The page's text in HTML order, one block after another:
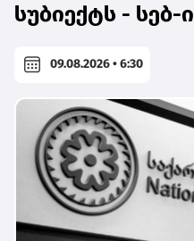
სუბიექტს - სებ-ი
09.08.2026 • 6:30